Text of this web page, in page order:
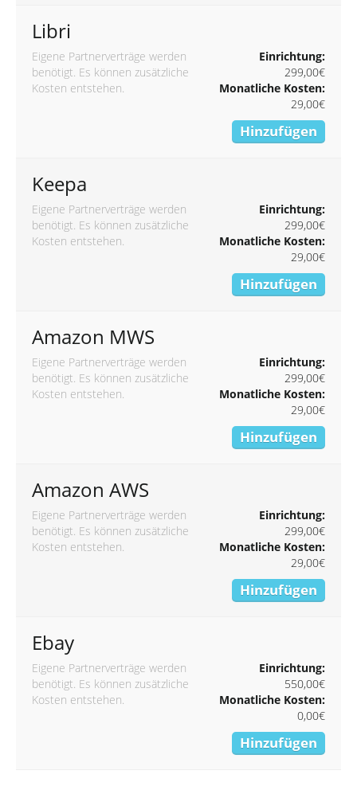
Libri
Eigene Partnerverträge werden
benötigt. Es können zusätzliche
Kosten entstehen.
Einrichtung:
299,00€
Monatliche Kosten:
29,00€
Hinzufügen
Keepa
Eigene Partnerverträge werden
benötigt. Es können zusätzliche
Kosten entstehen.
Einrichtung:
299,00€
Monatliche Kosten:
29,00€
Hinzufügen
Amazon MWS
Eigene Partnerverträge werden
benötigt. Es können zusätzliche
Kosten entstehen.
Einrichtung:
299,00€
Monatliche Kosten:
29,00€
Hinzufügen
Amazon AWS
Eigene Partnerverträge werden
benötigt. Es können zusätzliche
Kosten entstehen.
Einrichtung:
299,00€
Monatliche Kosten:
29,00€
Hinzufügen
Ebay
Eigene Partnerverträge werden
benötigt. Es können zusätzliche
Kosten entstehen.
Einrichtung:
550,00€
Monatliche Kosten:
0,00€
Hinzufügen